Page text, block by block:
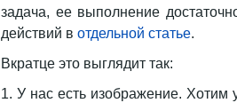
задача, ее выполнение
действий в отдельной статье.
Вкратце это выглядит так:
1. У нас есть изображение. Хотим